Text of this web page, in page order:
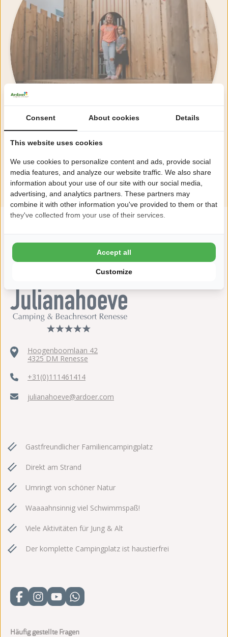
Alle Einrichtungen ansehen
"Badespaß für alle!"
Hoogenboomlaan 42
4325 DM Renesse
+31(0)111461414
julianahoeve@ardoer.com
Gastfreundlicher Familiencampingplatz
Direkt am Strand
Umringt von schöner Natur
Waaaahnsinnig viel Schwimmspaß!
Viele Aktivitäten für Jung & Alt
Der komplette Campingplatz ist haustierfrei
Häufig gestellte Fragen
Consent About cookies Details
This website uses cookies
We use cookies to personalize content and ads, provide social
media features, and analyze our website traffic. We also share
information about your use of our site with our social media,
advertising, and analytics partners. These partners may
combine it with other information you've provided to them or that
they've collected from your use of their services.
Customize
Accept all